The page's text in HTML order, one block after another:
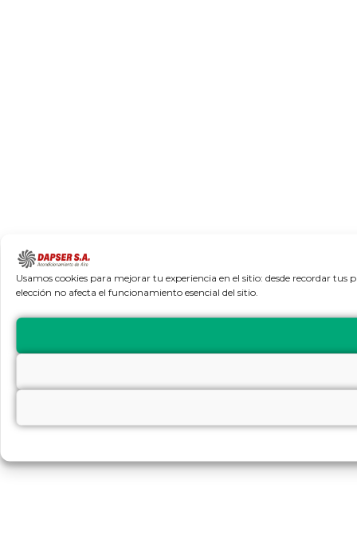
Usamos cookies para mejorar tu experiencia en el sitio: desde recordar
elección no afecta el funcionamiento esencial del sitio.